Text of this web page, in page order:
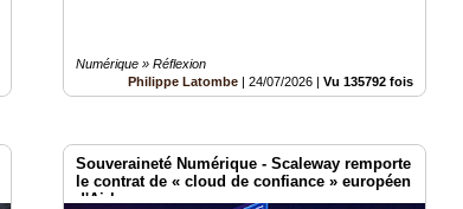
Numérique » Réflexion
Philippe Latombe |24/07/2026 |Vu 135792 fois
Souveraineté Numérique - Scaleway remporte
le contrat de « cloud de confiance » européen
d'Airbus